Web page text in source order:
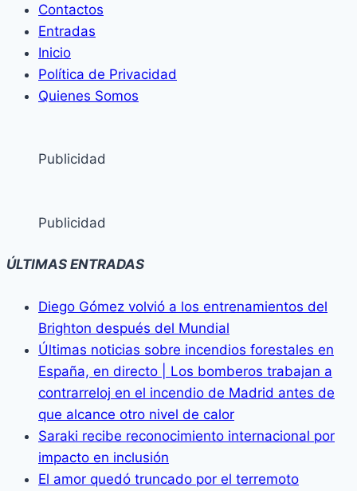
Contactos
Entradas
Inicio
Política de Privacidad
Quienes Somos
Publicidad
Publicidad
ÚLTIMAS ENTRADAS
Diego Gómez volvió a los entrenamientos del
Brighton después del Mundial
Últimas noticias sobre incendios forestales en
España, en directo | Los bomberos trabajan a
contrarreloj en el incendio de Madrid antes de
que alcance otro nivel de calor
Saraki recibe reconocimiento internacional por
impacto en inclusión
El amor quedó truncado por el terremoto